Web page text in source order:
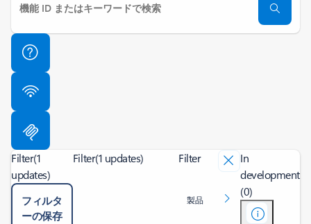
Filter(1
updates)
フィルタ
ーの保存
Filter(1 updates) Filter
製品
In
development
(0)